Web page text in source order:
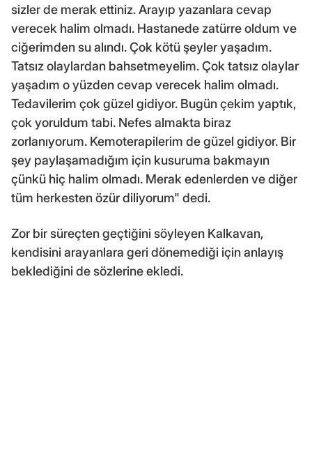
sizler de merak ettiniz. Arayıp yazanlara cevap
verecek halim olmadı. Hastanede zatürre oldum ve
ciğerimden su alındı. Çok kötü şeyler yaşadım.
Tatsız olaylardan bahsetmeyelim. Çok tatsız olaylar
yaşadım o yüzden cevap verecek halim olmadı.
Tedavilerim çok güzel gidiyor. Bugün çekim yaptık,
çok yoruldum tabi. Nefes almakta biraz
zorlanıyorum. Kemoterapilerim de güzel gidiyor. Bir
şey paylaşamadığım için kusuruma bakmayın
çünkü hiç halim olmadı. Merak edenlerden ve diğer
tüm herkesten özür diliyorum" dedi.
Zor bir süreçten geçtiğini söyleyen Kalkavan,
kendisini arayanlara geri dönemediği için anlayış
beklediğini de sözlerine ekledi.